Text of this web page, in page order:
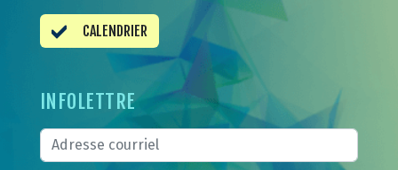
CALENDRIER
INFOLETTRE